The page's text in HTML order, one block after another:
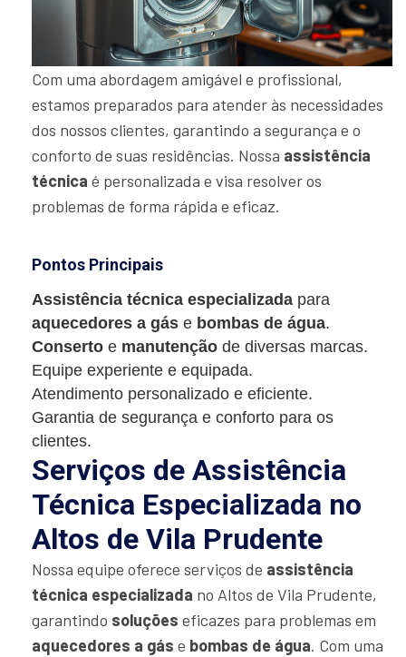
Com uma abordagem amigável e profissional,
estamos preparados para atender às necessidades
dos nossos clientes, garantindo a segurança e o
conforto de suas residências. Nossa assistência
técnica é personalizada e visa resolver os
problemas de forma rápida e eficaz.
Pontos Principais
Assistência técnica especializada para
aquecedores a gás e bombas de água.
Conserto e manutenção de diversas marcas.
Equipe experiente e equipada.
Atendimento personalizado e eficiente.
Garantia de segurança e conforto para os
clientes.
Serviços de Assistência
Técnica Especializada no
Altos de Vila Prudente
Nossa equipe oferece serviços de assistência
técnica especializada no Altos de Vila Prudente,
garantindo soluções eficazes para problemas em
aquecedores a gás e bombas de água. Com uma